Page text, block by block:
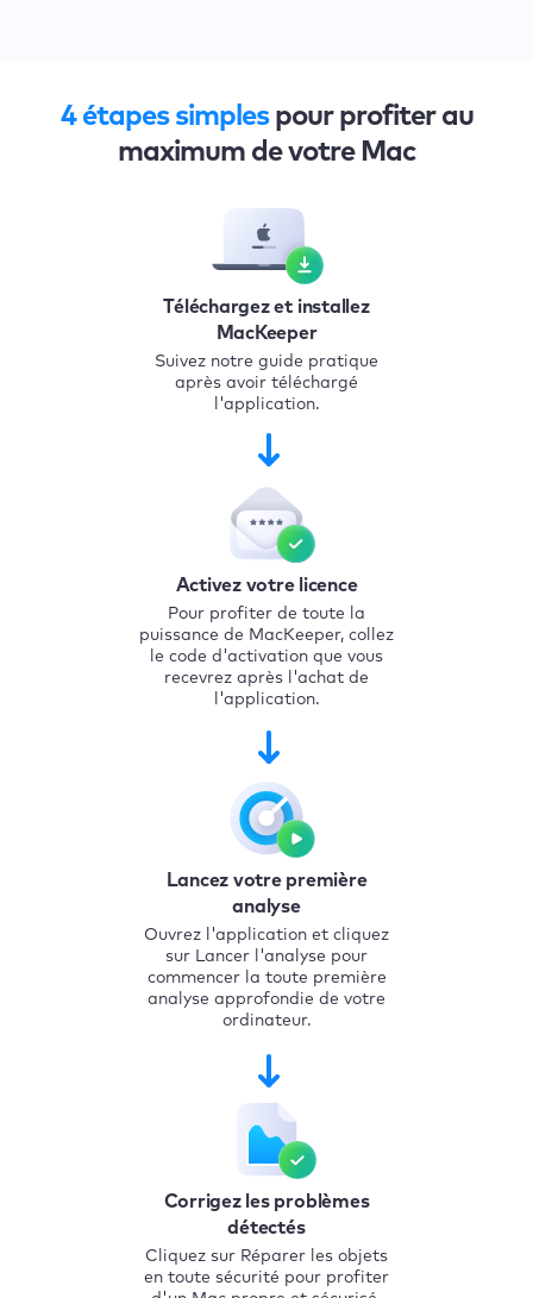
4 étapes simplespour profiter au
maximum de votre Mac
Téléchargez et installez
MacKeeper
Suivez notre guide pratique
après avoir téléchargé
l'application.
Activez votre licence
Pour profiter de toute la
puissance de MacKeeper, collez
le code d'activation que vous
recevrez après l'achat de
l'application.
Lancez votre première
analyse
Ouvrez l'application et cliquez
sur Lancer l'analyse pour
commencer la toute première
analyse approfondie de votre
ordinateur.
Corrigez les problèmes
détectés
Cliquez sur Réparer les objets
en toute sécurité pour profiter